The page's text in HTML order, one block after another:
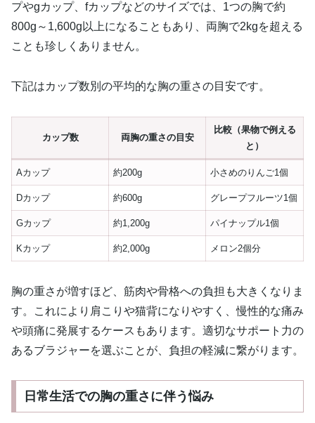
プやgカップ、fカップなどのサイズでは、1つの胸で約
800g～1,600g以上になることもあり、両胸で2kgを超える
ことも珍しくありません。
下記はカップ数別の平均的な胸の重さの目安です。
カップ数 両胸の重さの目安
比較（果物で例える
と）
Aカップ 約200g 小さめのりんご1個
Dカップ 約600g グレープフルーツ1個
Gカップ 約1,200g パイナップル1個
Kカップ 約2,000g メロン2個分
胸の重さが増すほど、筋肉や骨格への負担も大きくなりま
す。これにより肩こりや猫背になりやすく、慢性的な痛み
や頭痛に発展するケースもあります。適切なサポート力の
あるブラジャーを選ぶことが、負担の軽減に繋がります。
日常生活での胸の重さに伴う悩み